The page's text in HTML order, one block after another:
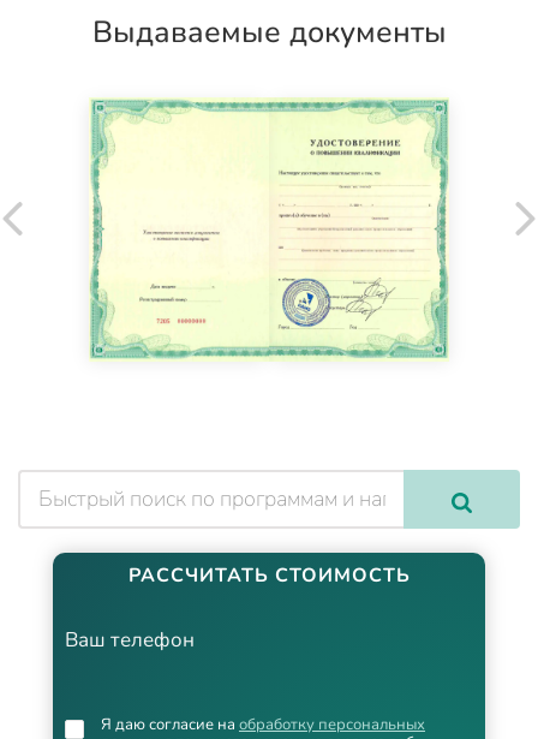
Выдаваемые документы
РАССЧИТАТЬ СТОИМОСТЬ
Ваш телефон
Я даю согласие на обработку персональных